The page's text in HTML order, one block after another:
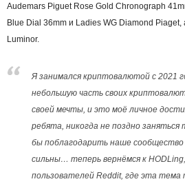
Audemars Piguet Rose Gold Chronograph
Blue Dial 36mm и Ladies WG Diamond Piaget,
Luminor.
Я занимался криптовалютой с 2021
небольшую часть своих
своей мечты, и это моё личное
ребята, никогда не поздно
бы поблагодарить наше
сильны… теперь вернёмся к
пользователей Reddit, где эта тема